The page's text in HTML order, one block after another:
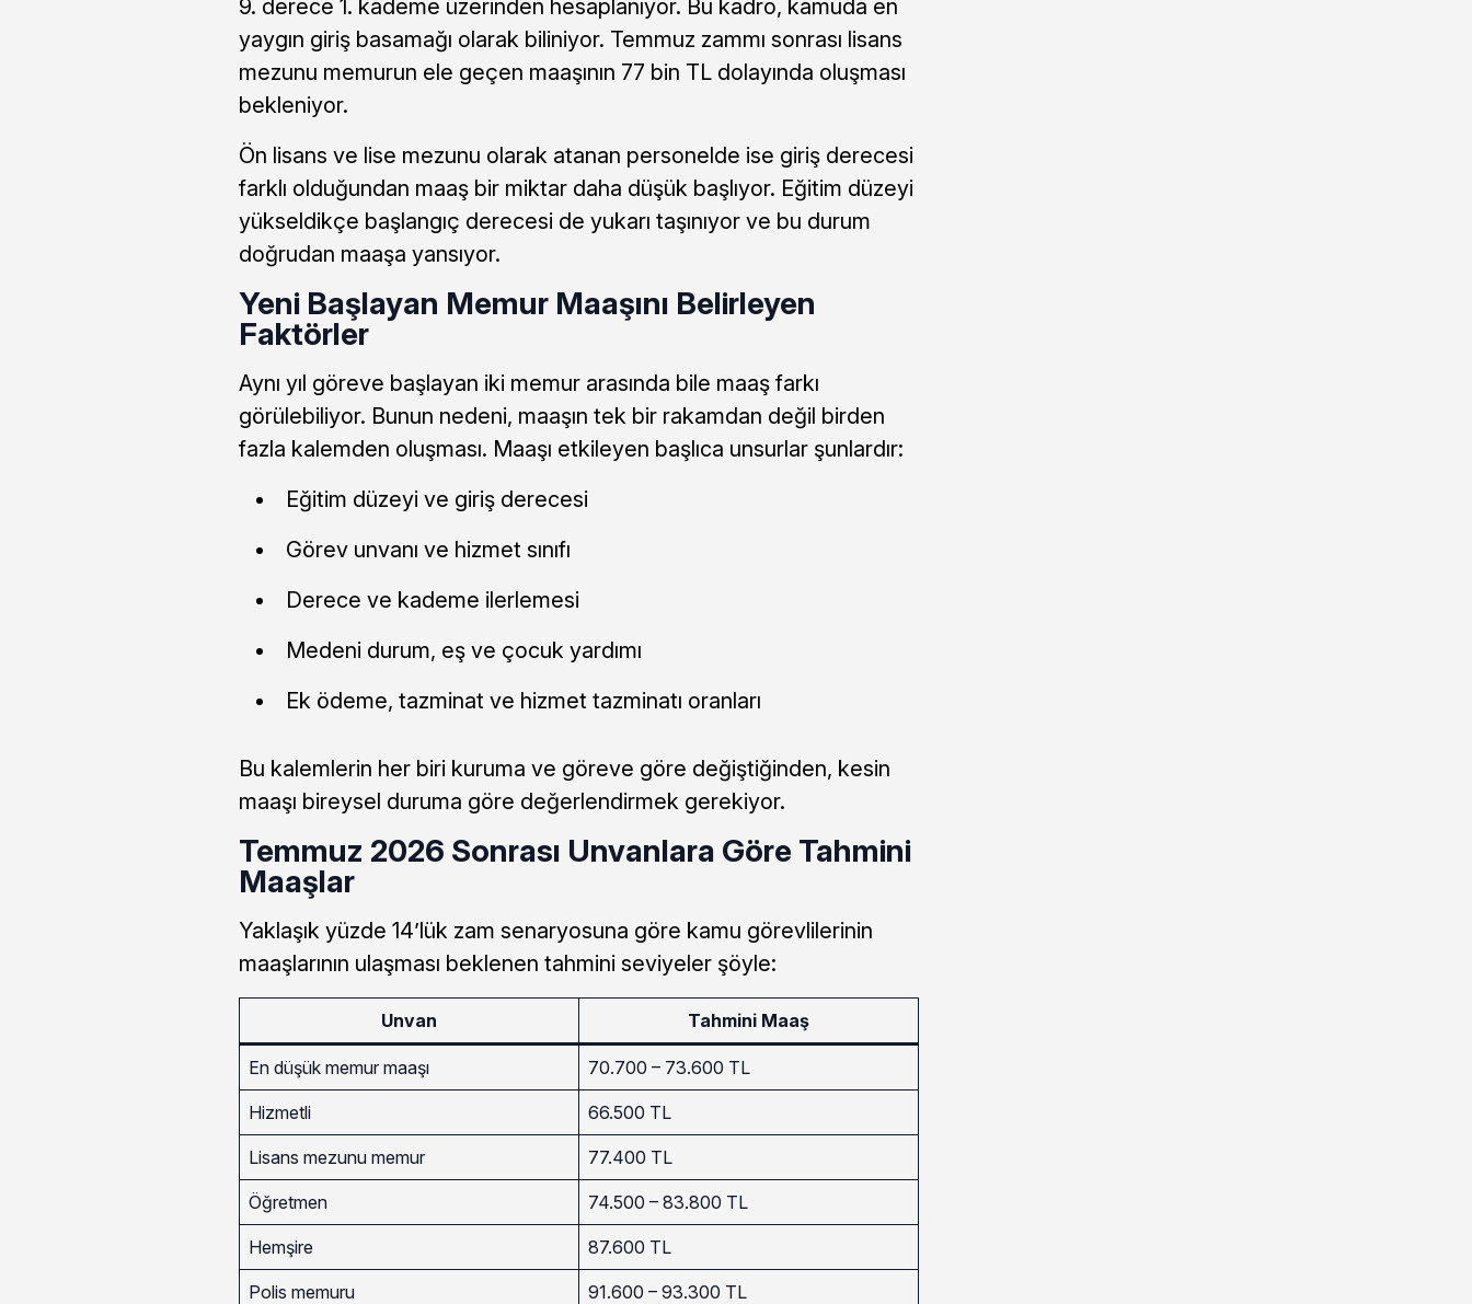
9. derece 1. kademe üzerinden hesaplanıyor. Bu kadro, kamuda en
yaygın giriş basamağı olarak biliniyor. Temmuz zammı sonrası lisans
mezunu memurun ele geçen maaşının 77 bin TL dolayında oluşması
bekleniyor.
Ön lisans ve lise mezunu olarak atanan personelde ise giriş derecesi
farklı olduğundan maaş bir miktar daha düşük başlıyor. Eğitim düzeyi
yükseldikçe başlangıç derecesi de yukarı taşınıyor ve bu durum
doğrudan maaşa yansıyor.
Yeni Başlayan Memur Maaşını Belirleyen
Faktörler
Aynı yıl göreve başlayan iki memur arasında bile maaş farkı
görülebiliyor. Bunun nedeni, maaşın tek bir rakamdan değil birden
fazla kalemden oluşması. Maaşı etkileyen başlıca unsurlar şunlardır:
Eğitim düzeyi ve giriş derecesi
Görev unvanı ve hizmet sınıfı
Derece ve kademe ilerlemesi
Medeni durum, eş ve çocuk yardımı
Ek ödeme, tazminat ve hizmet tazminatı oranları
Bu kalemlerin her biri kuruma ve göreve göre değiştiğinden, kesin
maaşı bireysel duruma göre değerlendirmek gerekiyor.
Temmuz 2026 Sonrası Unvanlara Göre Tahmini
Maaşlar
Yaklaşık yüzde 14’lük zam senaryosuna göre kamu görevlilerinin
maaşlarının ulaşması beklenen tahmini seviyeler şöyle:
Unvan Tahmini Maaş
En düşük memur maaşı 70.700 – 73.600 TL
Hizmetli 66.500 TL
Lisans mezunu memur 77.400 TL
Öğretmen 74.500 – 83.800 TL
Hemşire 87.600 TL
Polis memuru 91.600 – 93.300 TL